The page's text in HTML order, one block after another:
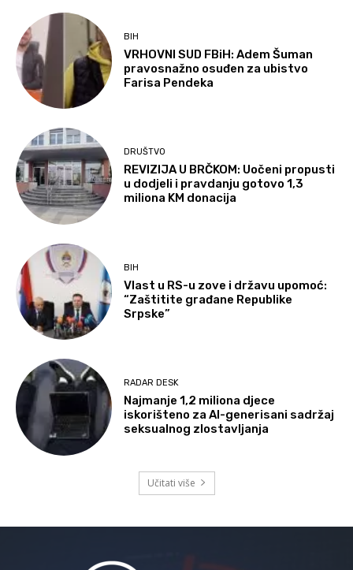
BIH
VRHOVNI SUD FBiH: Adem Šuman
pravosnažno osuđen za ubistvo
Farisa Pendeka
DRUŠTVO
REVIZIJA U BRČKOM: Uočeni propusti
u dodjeli i pravdanju gotovo 1,3
miliona KM donacija
BIH
Vlast u RS-u zove i državu upomoć:
“Zaštitite građane Republike
Srpske”
RADAR DESK
Najmanje 1,2 miliona djece
iskorišteno za AI-generisani sadržaj
seksualnog zlostavljanja
Učitati više